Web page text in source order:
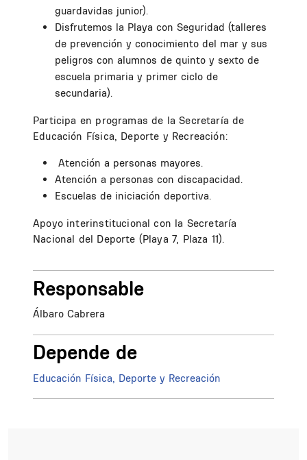
guardavidas junior).
Disfrutemos la Playa con Seguridad (talleres
de prevención y conocimiento del mar y sus
peligros con alumnos de quinto y sexto de
escuela primaria y primer ciclo de
secundaria).
Participa en programas de la Secretaría de
Educación Física, Deporte y Recreación:
Atención a personas mayores.
Atención a personas con discapacidad.
Escuelas de iniciación deportiva.
Apoyo interinstitucional con la Secretaría
Nacional del Deporte (Playa 7, Plaza 11).
Responsable
Álbaro Cabrera
Depende de
Educación Física, Deporte y Recreación